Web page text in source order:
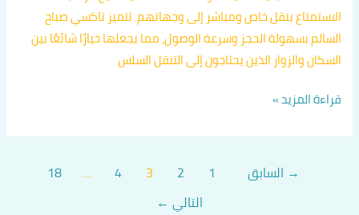
الاستمتاع بنقل خاص ومباشر إلى وجهاتهم. تتميز تاكسي صباح
السالم بسهولة الحجز وسرعة الوصول، مما يجعلها خيارًا شائعًا بين
السكان والزوار الذين يحتاجون إلى التنقل السلس
قراءة المزيد »
→ السابق 1
2
3
4
…
18
التالي ←